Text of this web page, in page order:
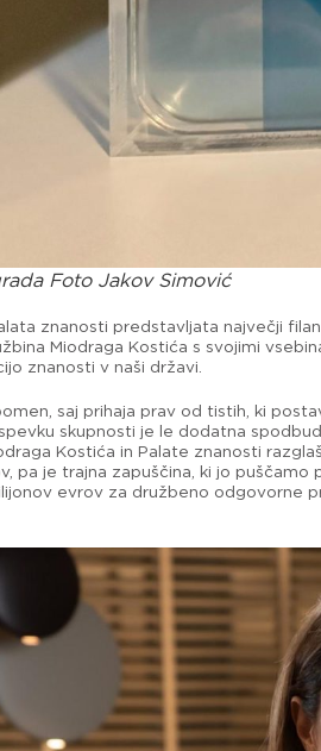
Foto Jakov Simović
znanosti predstavljata največji
Miodraga Kostića s svojimi
znanosti v naši državi.
saj prihaja prav od tistih, ki
skupnosti je le dodatna
Kostića in Palate znanosti
pa je trajna zapuščina, ki jo
evrov za družbeno odgovorne